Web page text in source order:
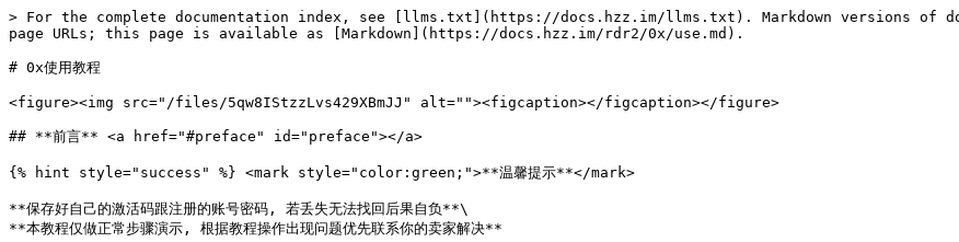
> For the complete documentation index, see [llms.txt](https://docs.hzz.im/llms.txt). Markdown versions of
page URLs; this page is available as [Markdown](https://docs.hzz.im/rdr2/0x/use.md).
# 0x使用教程
<figure><img src="/files/5qw8IStzzLvs429XBmJJ" alt=""><figcaption></figcaption></figure>
## **前言** <a href="#preface" id="preface"></a>
{% hint style="success" %} <mark style="color:green;">**温馨提示**</mark>
**保存好自己的激活码跟注册的账号密码, 若丢失无法找回后果自负**\
**本教程仅做正常步骤演示, 根据教程操作出现问题优先联系你的卖家解决**